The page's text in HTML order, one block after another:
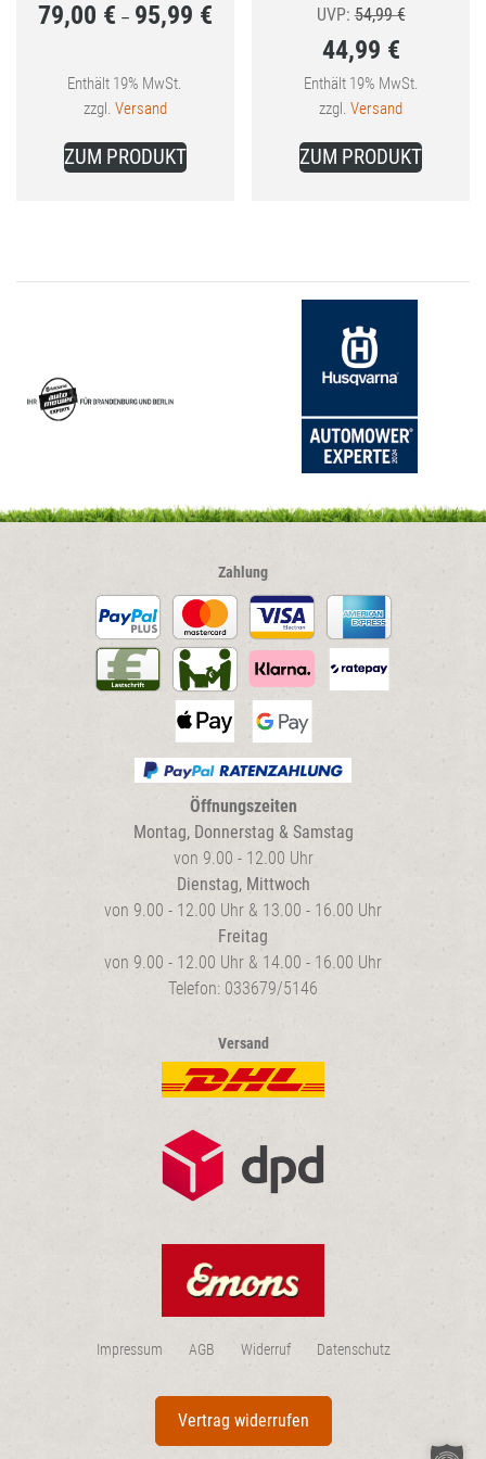
79,00 € – 95,99 €Preisspanne:
Enthält 19% MwSt.
zzgl. Versand
ZUM PRODUKTProdukt
auf.
gewählt
werden
UVP: 54,99€
war:
44,99 €
Aktueller
Preis
ist:
Enthält 19% MwSt.
zzgl.Versand
ZUM PRODUKT
Zahlung
Öffnungszeiten
Montag, Donnerstag & Samstag
von 9.00 - 12.00 Uhr
Dienstag, Mittwoch
von 9.00 - 12.00 Uhr & 13.00 - 16.00 Uhr
Freitag
von 9.00 - 12.00 Uhr & 14.00 - 16.00 Uhr
Telefon: 033679/5146
Versand
Impressum AGB Widerruf Datenschutz
Vertrag widerrufen